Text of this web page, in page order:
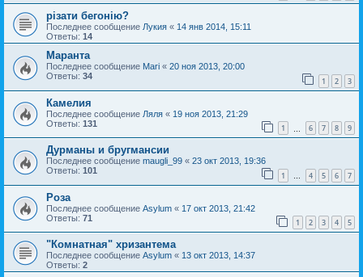
різати бегонію?
Последнее сообщение Лукия « 14 янв 2014, 15:11
Ответы: 14
Маранта
Последнее сообщение Mari « 20 ноя 2013, 20:00
Ответы: 34 1 2 3
Камелия
Последнее сообщение Ляля « 19 ноя 2013, 21:29
Ответы: 131 1 6 7 8 9
Дурманы и бругмансии
Последнее сообщение maugli_99 « 23 окт 2013, 19:36
Ответы: 101 1 … 4 5 6 7
Роза
Последнее сообщение Asylum « 17 окт 2013, 21:42
Ответы: 71 1 2 3 4 5
"Комнатная" хризантема
Последнее сообщение Asylum « 13 окт 2013, 14:37
Ответы: 2